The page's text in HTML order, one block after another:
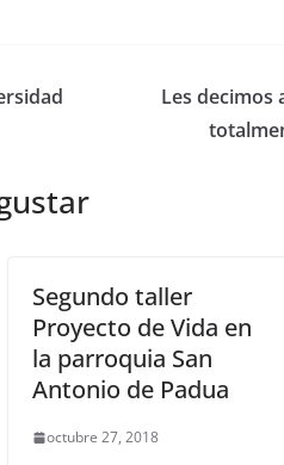
Les decimos
Segundo taller
Proyecto de Vida en
la parroquia San
Antonio de Padua
octubre 27, 2018